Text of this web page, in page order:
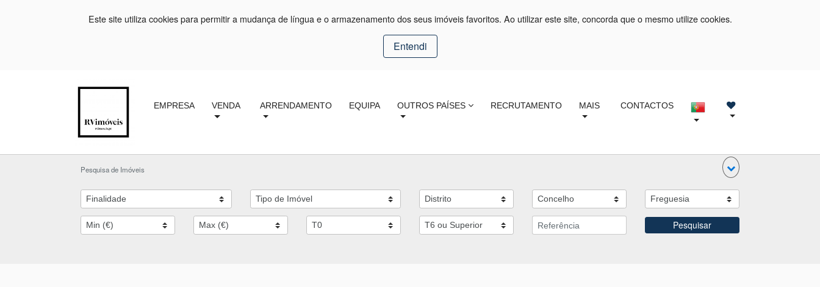
Este site utiliza cookies para permitir a mudança de língua e o armazenamento dos seus imóveis favoritos. Ao utilizar este site, concorda que o mesmo utilize cookies.
Entendi
EMPRESA VENDA ARRENDAMENTO EQUIPA OUTROS PAÍSES RECRUTAMENTO MAIS CONTACTOS
Pesquisa de Imóveis
Pesquisar